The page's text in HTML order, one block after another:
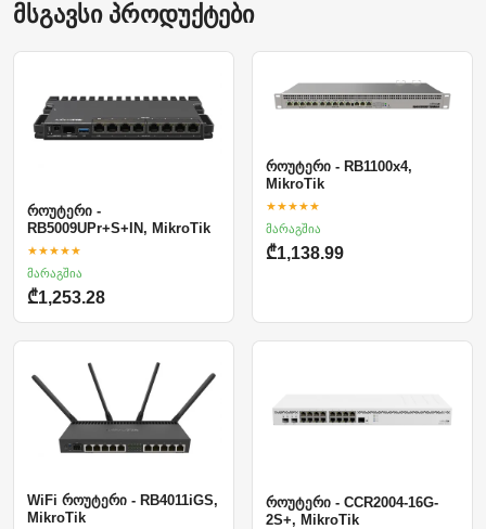
მსგავსი პროდუქტები
როუტერი -
RB5009UPr+S+IN, MikroTik
★★★★★
მარაგშია
₾1,253.28
როუტერი - RB1100x4,
MikroTik
★★★★★
მარაგშია
₾1,138.99
WiFi როუტერი - RB4011iGS,
MikroTik
როუტერი - CCR2004-16G-
2S+, MikroTik